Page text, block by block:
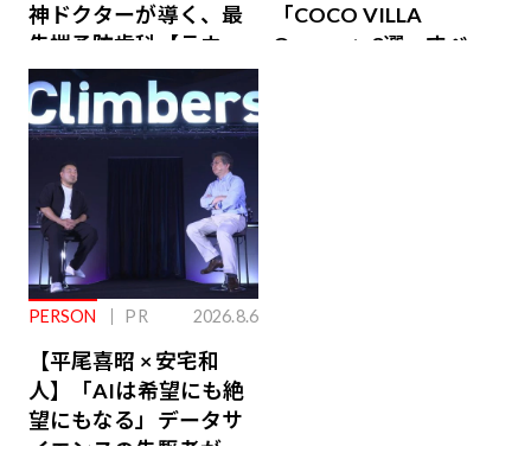
神ドクターが導く、最
先端予防歯科【ラウン
ジ会員特典あり】
「COCO VILLA
Owners」3選。すべて
PERSON PR 2026.8.6
【平尾喜昭 × 安宅和
人】「AIは希望にも絶
望にもなる」データサ